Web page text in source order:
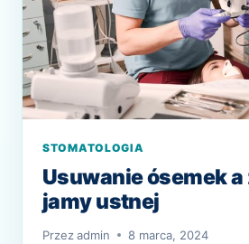
STOMATOLOGIA
Usuwanie ósemek
jamy ustnej
Przezadmin 8 marca, 2024